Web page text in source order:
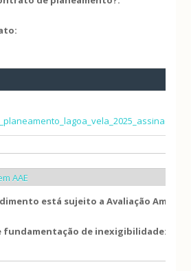
AAE
está sujeito a Avaliação
fundamentação de inexigibilidade: